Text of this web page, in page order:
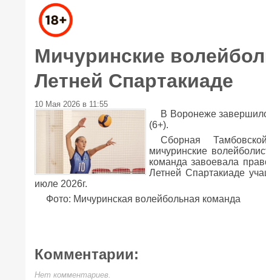
Мичуринские
Летней Спартакиаде
10 Мая 2026 в 11:55
В Воронеже
(6+).
Сборная
мичуринские
команда завоевала
Летней Спартакиаде
июле 2026г.
Фото: Мичуринская волейбольная команда
Комментарии:
Нет комментариев.